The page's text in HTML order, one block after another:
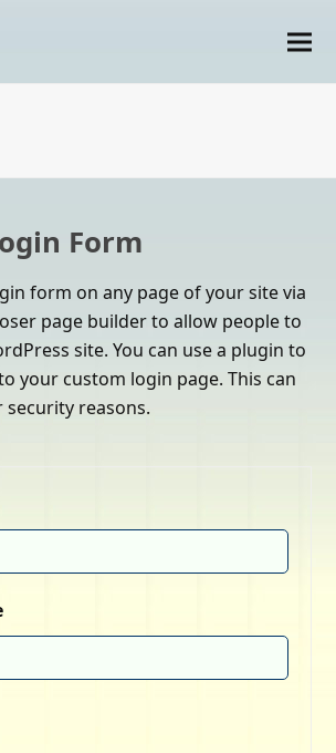
Form
form on any page of your site via
page builder to allow people to
site. You can use a plugin to
your custom login page. This can
reasons.